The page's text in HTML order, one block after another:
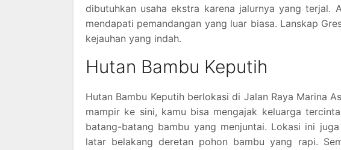
dibutuhkan usaha ekstra karena jalurnya yang terjal.
mendapati pemandangan yang luar biasa. Lanskap
kejauhan yang indah.
Hutan Bambu Keputih
Hutan Bambu Keputih berlokasi di Jalan Raya Marina
mampir ke sini, kamu bisa mengajak keluarga
batang-batang bambu yang menjuntai. Lokasi ini
latar belakang deretan pohon bambu yang rapi.